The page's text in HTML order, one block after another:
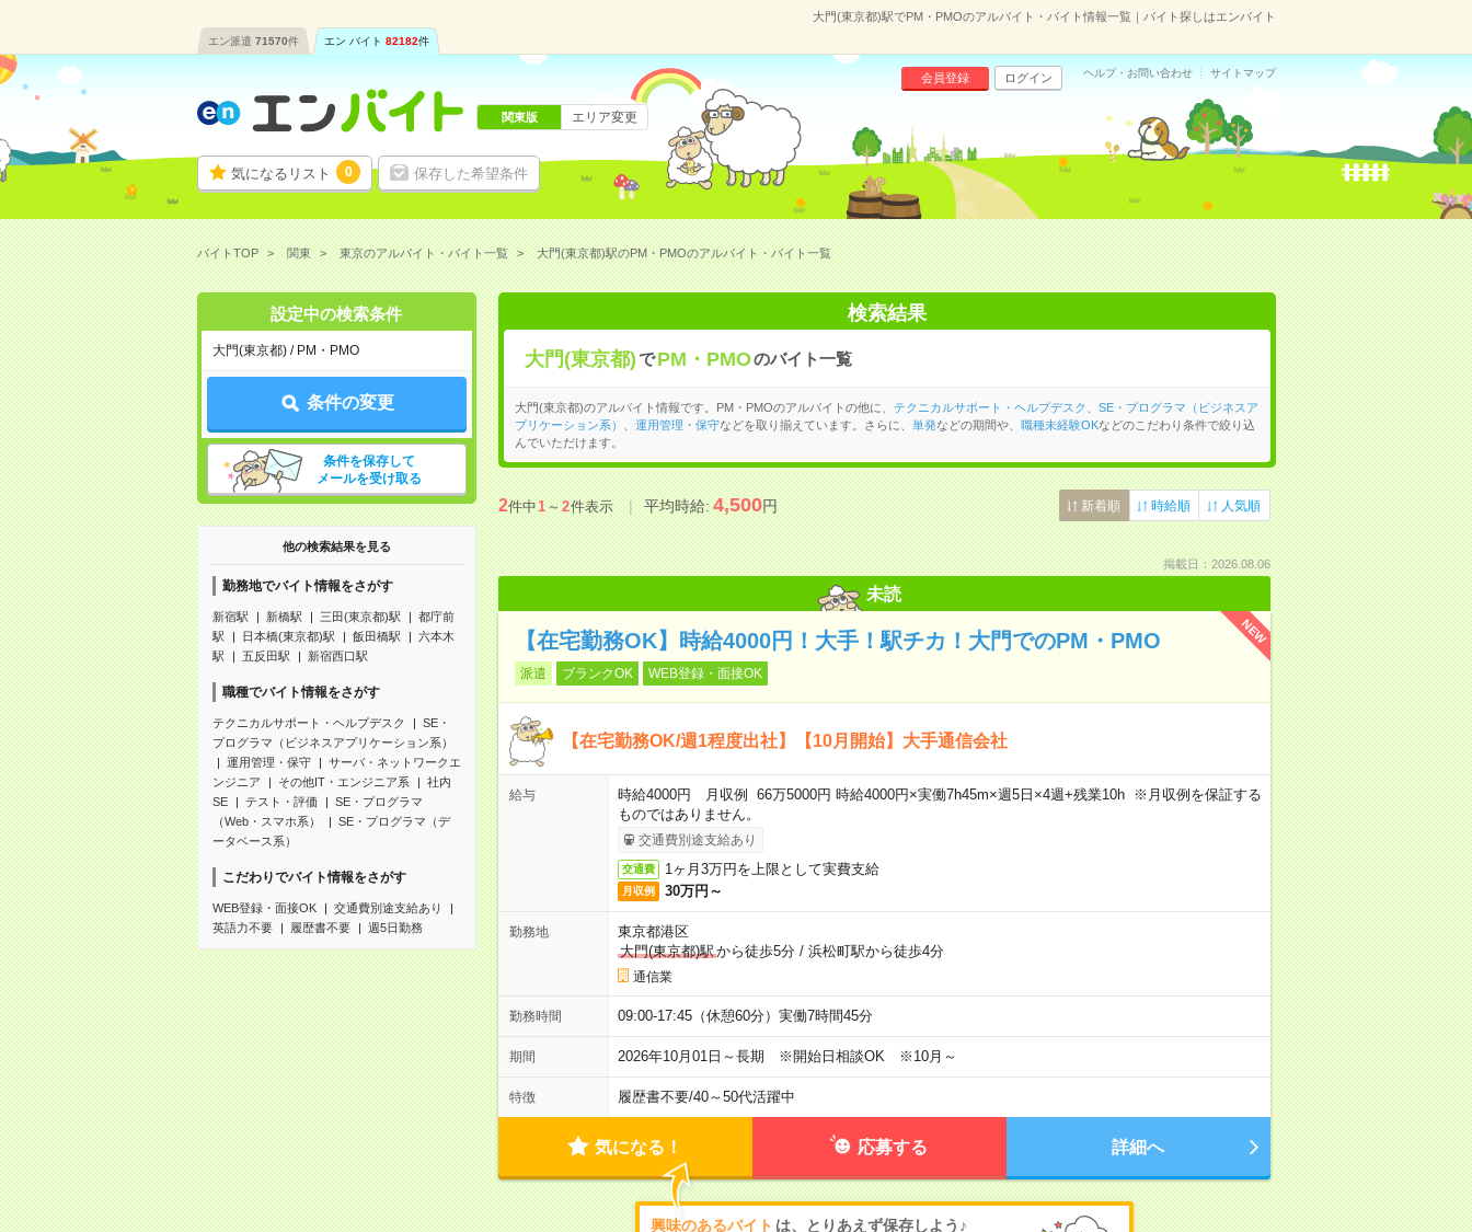
大門(東京都)駅でPM・PMOのアルバイト・バイト情報一覧｜バイト探しはエンバイト
エン派遣 71570件 エン バイト 82182件
気になるリスト 0 保存した希望条件
会員登録 ログイン ヘルプ・お問い合わせ サイトマップ
関東版 エリア変更
バイトTOP 関東 東京のアルバイト・バイト一覧 大門(東京都)駅のPM・PMOのアルバイト・バイト一覧
設定中の検索条件
大門(東京都) / PM・PMO
条件の変更
条件を保存して
メールを受け取る
他の検索結果を見る
勤務地でバイト情報をさがす
新宿駅 新橋駅 三田(東京都)駅
都庁前
駅
日本橋(東京都)駅 飯田橋駅
六本木
駅
五反田駅 新宿西口駅
職種でバイト情報をさがす
テクニカルサポート・ヘルプデスク
SE・
プログラマ（ビジネスアプリケーション系）
運用管理・保守
サーバ・ネットワークエ
ンジニア
その他IT・エンジニア系
社内
SE
テスト・評価
SE・プログラマ
（Web・スマホ系）
SE・プログラマ（デ
ータベース系）
こだわりでバイト情報をさがす
WEB登録・面接OK
交通費別途支給あり
英語力不要
履歴書不要 週5日勤務
検索結果
大門(東京都)で PM・PMOのバイト一覧
大門(東京都)のアルバイト情報です。PM・PMOのアルバイトの他に、 テクニカルサポート・ヘルプデスク
SE・プログラマ（ビジネスア
プリケーション系）
運用管理・保守などを取り揃えています。さらに、 単発などの期間や、 職種未経験OKなどのこだわり条件で絞り込
んでいただけます。
2件中1～2件表示 平均時給:4,500円 新着順 時給順 人気順
掲載日：2026.08.06
未読
NEW
【在宅勤務OK】時給4000円！大手！駅チカ！大門でのPM・PMO
派遣 ブランクOK WEB登録・面接OK
【在宅勤務OK/週1程度出社】【10月開始】大手通信会社
給与
時給4000円 月収例 66万5000円 時給4000円×実働7h45m×週5日×4週+残業10h ※月収例を保証する
ものではありません。
交通費別途支給あり
交通費 1ヶ月3万円を上限として実費支給
月収例 30万円～
勤務地
東京都港区
大門(東京都)駅から徒歩5分/ 浜松町駅から徒歩4分
通信業
勤務時間 09:00-17:45（休憩60分）実働7時間45分
期間 2026年10月01日～長期 ※開始日相談OK ※10月～
特徴 履歴書不要/40～50代活躍中
気になる！ 応募する 詳細へ
興味のあるバイト は、とりあえず保存しよう♪